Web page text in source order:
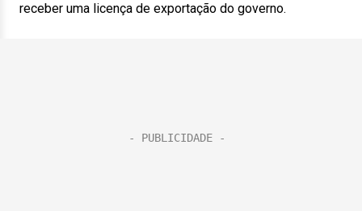
receber uma licença de exportação do governo.